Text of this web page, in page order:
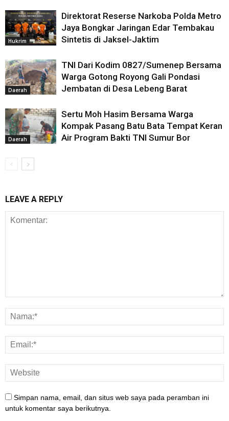
Hukrim
Direktorat Reserse Narkoba Polda Metro
Jaya Bongkar Jaringan Edar Tembakau
Sintetis di Jaksel-Jaktim
Daerah
TNI Dari Kodim 0827/Sumenep Bersama
Warga Gotong Royong Gali Pondasi
Jembatan di Desa Lebeng Barat
Daerah
Sertu Moh Hasim Bersama Warga
Kompak Pasang Batu Bata Tempat Keran
Air Program Bakti TNI Sumur Bor
LEAVE A REPLY
Simpan nama, email, dan situs web saya pada peramban ini
untuk komentar saya berikutnya.